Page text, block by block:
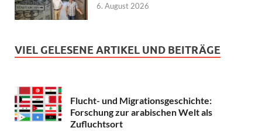
6. August 2026
VIEL GELESENE ARTIKEL UND BEITRÄGE
Flucht- und Migrationsgeschichte:
Forschung zur arabischen Welt als
Zufluchtsort